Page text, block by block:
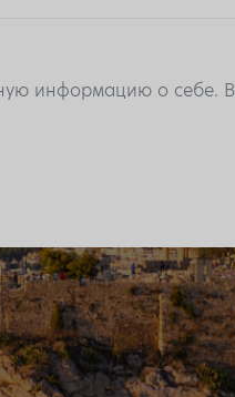
информацию о себе.